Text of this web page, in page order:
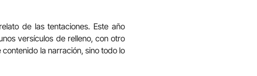
de las tentaciones. Este año
versículos de relleno, con otro
la narración, sino todo lo